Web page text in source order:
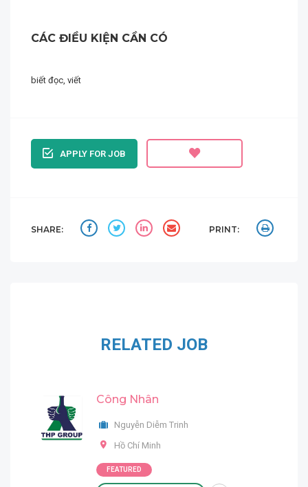
CÁC ĐIỀU KIỆN CẦN CÓ
biết đọc, viết
APPLY FOR JOB
SHARE: PRINT:
RELATED JOB
Công Nhân
Nguyễn Diễm Trinh
Hồ Chí Minh
FEATURED